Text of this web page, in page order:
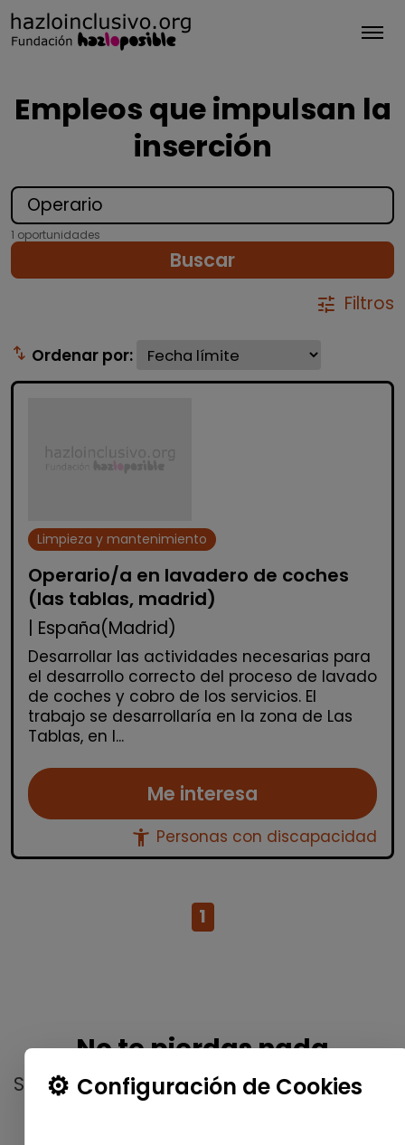
Empleos que impulsan la
inserción
1 oportunidades
Buscar
tune Filtros
swap_vert Ordenar por:
Limpieza y mantenimiento
Operario/a en lavadero de coches
(las tablas, madrid)
| España(Madrid)
Desarrollar las actividades necesarias para
el desarrollo correcto del proceso de lavado
de coches y cobro de los servicios. El
trabajo se desarrollaría en la zona de Las
Tablas, en l...
Me interesa
accessibility_new Personas con discapacidad
1
No te pierdas nada
Suscríbete a nuestroboletín semanal
recibe las últimas ofertas y noticias
Configuración de Cookies